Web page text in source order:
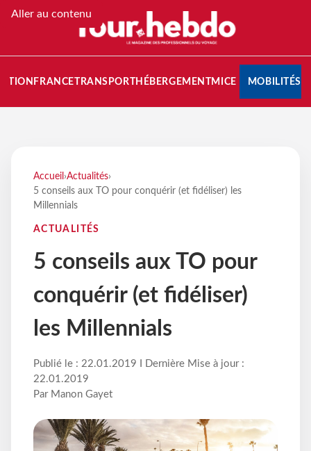
Aller au contenu
FRANCETRANSPORT HÉBERGEMENTMICE MOBILITÉS
Accueil ›Actualités›
5 conseils aux TO pour conquérir (et fidéliser) les
Millennials
ACTUALITÉS
5 conseils aux TO pour
conquérir (et fidéliser)
les Millennials
Publié le : 22.01.2019 I Dernière Mise à jour :
22.01.2019
Par Manon Gayet